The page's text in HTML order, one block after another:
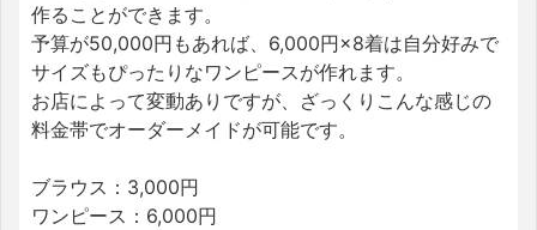
作ることができます。
予算が50,000円もあれば、6,000円×8着は自分好みで
サイズもぴったりなワンピースが作れます。
お店によって変動ありですが、ざっくりこんな感じの
料金帯でオーダーメイドが可能です。
ブラウス：3,000円
ワンピース：6,000円